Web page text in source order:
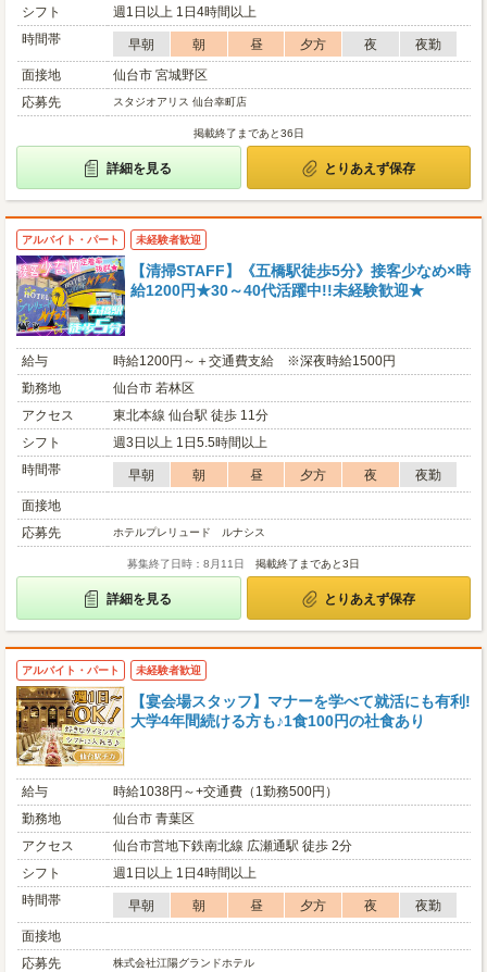
シフト
週1日以上 1日4時間以上
時間帯
早朝 朝 昼 夕方 夜
夜勤
面接地
仙台市 宮城野区
応募先
スタジオアリス 仙台幸町店
掲載終了まであと36日
詳細を見る とりあえず保存
アルバイト・パート 未経験者歓迎
【清掃STAFF】《五橋駅徒歩5分》接客少なめ×時
給1200円★30～40代活躍中!!未経験歓迎★
給与
時給1200円～＋交通費支給 ※深夜時給1500円
勤務地
仙台市 若林区
アクセス
東北本線 仙台駅 徒歩 11分
シフト
週3日以上 1日5.5時間以上
時間帯
早朝 朝 昼 夕方 夜
夜勤
面接地
応募先
ホテルプレリュード ルナシス
募集終了日時：8月11日 掲載終了まであと3日
詳細を見る とりあえず保存
アルバイト・パート 未経験者歓迎
【宴会場スタッフ】マナーを学べて就活にも有利!
大学4年間続ける方も♪1食100円の社食あり
給与
時給1038円～+交通費（1勤務500円）
勤務地
仙台市 青葉区
アクセス
仙台市営地下鉄南北線 広瀬通駅 徒歩 2分
シフト
週1日以上 1日4時間以上
時間帯
早朝 朝 昼 夕方 夜
夜勤
面接地
応募先
株式会社江陽グランドホテル